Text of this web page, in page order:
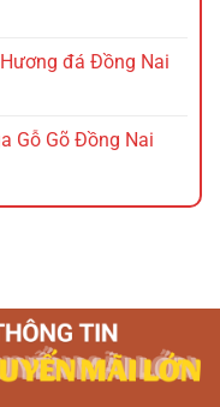
đá Đồng Nai
Gỗ Gõ Đồng Nai